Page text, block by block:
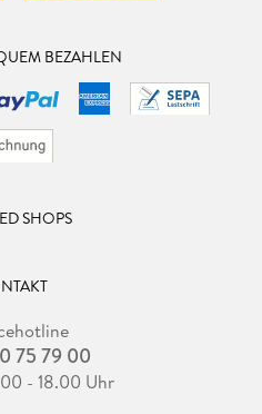
BEZAHLEN
SHOPS
75 79 00
- 18.00 Uhr